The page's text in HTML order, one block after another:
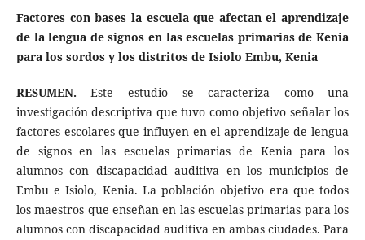
Factores con bases la escuela que afectan el aprendizaje
de la lengua de signos en las escuelas primarias de Kenia
para los sordos y los distritos de Isiolo Embu, Kenia
RESUMEN.Este estudio se caracteriza como una
investigación descriptiva que tuvo como objetivo señalar los
factores escolares que influyen en el aprendizaje de lengua
de signos en las escuelas primarias de Kenia para los
alumnos con discapacidad auditiva en los municipios de
Embu e Isiolo, Kenia. La población objetivo era que todos
los maestros que enseñan en las escuelas primarias para los
alumnos con discapacidad auditiva en ambas ciudades. Para